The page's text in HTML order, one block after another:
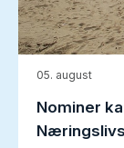
05. august
Nominer